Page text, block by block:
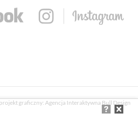
graficzny:Agencja Interaktywna Bull Design